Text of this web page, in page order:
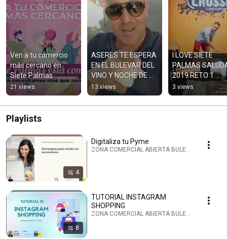
Ven a tu comercio
más cercano en
Siete Palmas
21 views
ASERES TE ESPERA
EN EL BULEVAR DEL
VINO Y NOCHE DE
FINAOS 2019
13 views
I LOVE SIETE
PALMAS
2019 RETO 1
PLANCHA
3 views
Playlists
4
Digitaliza tu Pyme
ZONA COMERCIAL ABIERTA BULEVAR SIETE
8
TUTORIAL INSTAGRAM
SHOPPING
ZONA COMERCIAL ABIERTA BULEVAR SIETE